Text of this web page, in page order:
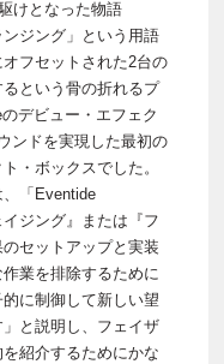
けとなった物語
ジング」という用語
フセットされた2台の
という骨の折れるプ
デビュー・エフェク
ンドを実現した最初の
・ボックスでした。
「Eventide
ジング』または『フ
セットアップと実装
業を排除するために
に制御して新しい望
と説明し、フェイザ
紹介するためにかな